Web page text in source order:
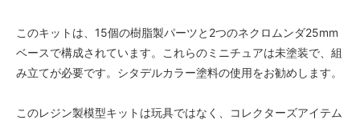
このキットは、15個の樹脂製パーツと2つのネクロムンダ25mm
ベースで構成されています。これらのミニチュアは未塗装で、組
み立てが必要です。シタデルカラー塗料の使用をお勧めします。
このレジン製模型キットは玩具ではなく、コレクターズアイテム